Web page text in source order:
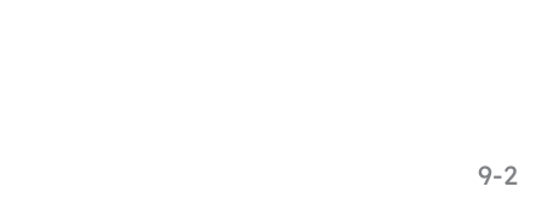
9-2